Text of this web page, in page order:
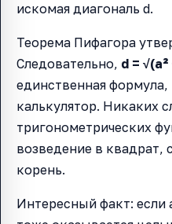
искомая диагональ d.
Теорема Пифагора
Следовательно, d = √(a²
единственная
калькулятор. Никаких
тригонометрических
возведение в квадрат,
корень.
Интересный факт: если